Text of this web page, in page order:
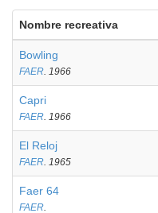
Nombre recreativa
Bowling
FAER. 1966
Capri
FAER. 1966
El Reloj
FAER. 1965
Faer 64
FAER.